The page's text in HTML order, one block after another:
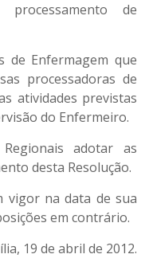
processamento de
de Enfermagem que
processadoras de
atividades previstas
do Enfermeiro.
adotar as
desta Resolução.
vigor na data de sua
em contrário.
19 de abril de 2012.